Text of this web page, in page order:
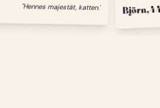
"Hennes majestät, katten." Björn, 44